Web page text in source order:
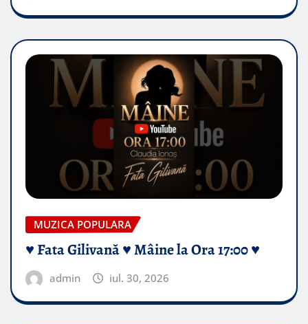
MUZICA POPULARA
♥️ Fata Gilivană ♥️ Mâine la Ora 17:00 ♥️
admin iul. 30, 2026